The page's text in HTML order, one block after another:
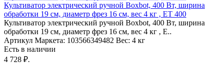
Культиватор электрический ручной Boxbot, 400 Вт, ширина
обработки 19 см, диаметр фрез 16 см, вес 4 кг , ET 400
Культиватор электрический ручной Boxbot, 400 Вт, ширина
обработки 19 см, диаметр фрез 16 см, вес 4 кг , E..
Артикул Маркета: 103566349482 Вес: 4 кг
Есть в наличии
4 728 ₽.